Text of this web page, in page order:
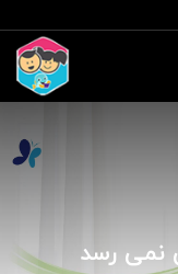
نمی رسد